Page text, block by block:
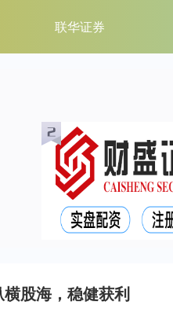
联华证券
股海，稳健获利